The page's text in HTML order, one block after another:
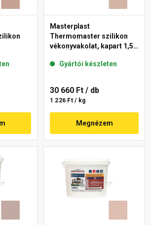
Masterplast
Thermomaster szilikon
vékonyvakolat, kapart 1,5
Gyártói készleten
30 660 Ft / db
1 226 Ft / kg
Megnézem